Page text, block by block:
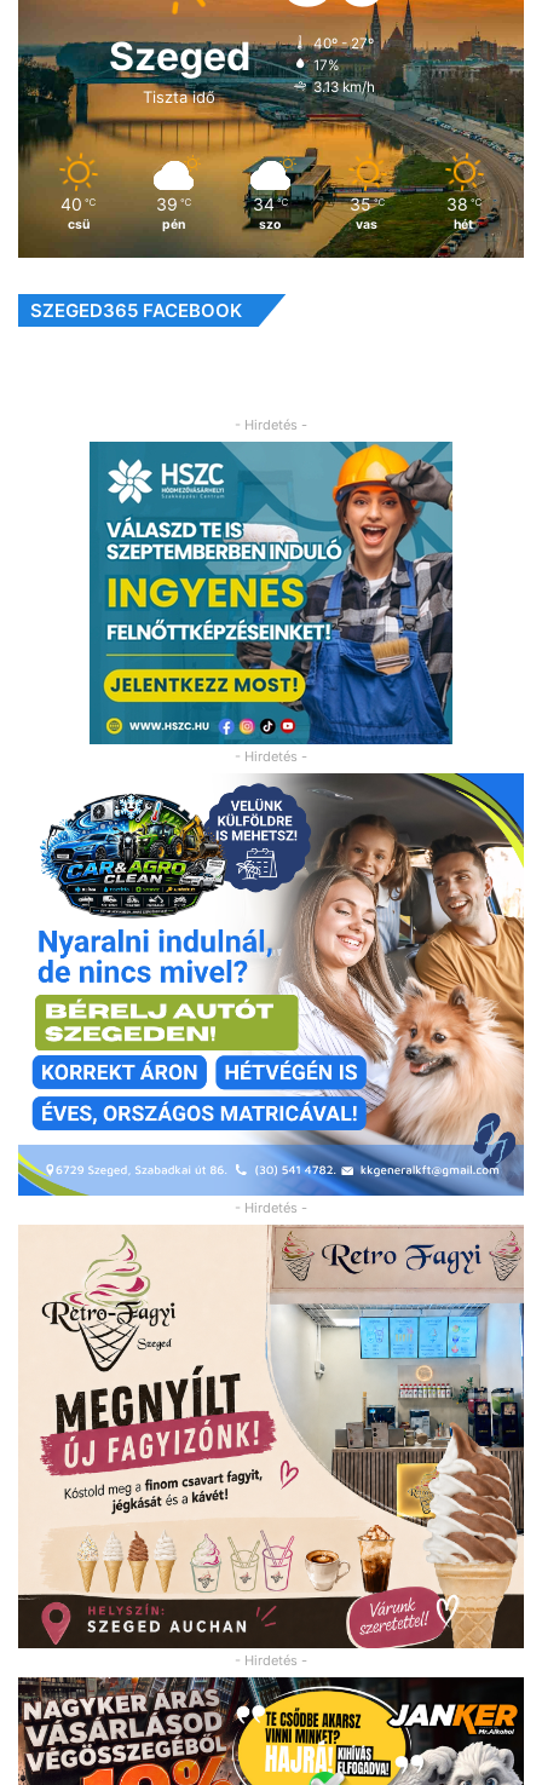
Szeged
Tiszta idő
40º - 27º
17%
3.13 km/h
40 ℃
csü
39 ℃
pén
34 ℃
szo
35 ℃
vas
38 ℃
hét
SZEGED365 FACEBOOK
- Hirdetés -
- Hirdetés -
- Hirdetés -
- Hirdetés -